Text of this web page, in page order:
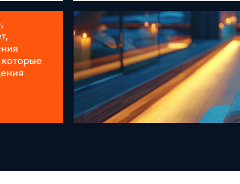
БОЛЬШЕ КОНТРОЛЯ НАД
ЗАЯВКАМИ И ЗАГРУЗКОЙ
найти отель, отзывы усиливают